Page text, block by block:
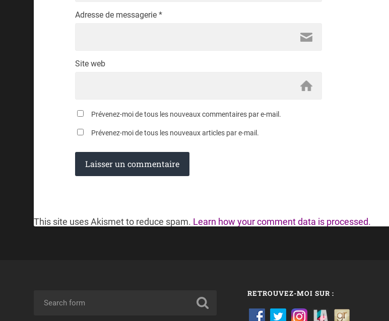
Adresse de messagerie *
Site web
Prévenez-moi de tous les nouveaux commentaires par e-mail.
Prévenez-moi de tous les nouveaux articles par e-mail.
This site uses Akismet to reduce spam. Learn how your comment data is processed.
RETROUVEZ-MOI SUR :